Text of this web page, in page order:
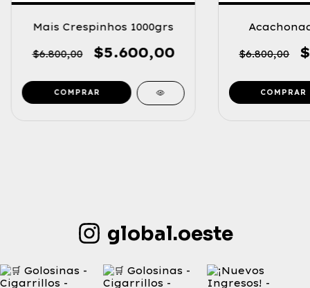
Mais Crespinhos 1000grs
$6.800,00 $5.600,00 $6.800,00
global.oeste